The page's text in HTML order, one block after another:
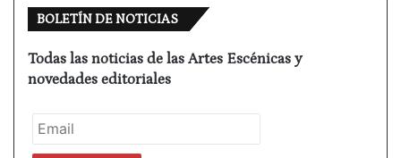
discrepancias y que se base en un proyecto global,
cultural, didáctico, de entretenimiento y ocio,
consensuado. Que se acabe de una vez con esa
sublimación léxica de “en mi teatro”.
En definitiva que se entienda como un bien público
común, que pertenece democráticamente a todos,
BOLETÍN DE NOTICIAS
Todas las noticias de las Artes Escénicas y
novedades editoriales